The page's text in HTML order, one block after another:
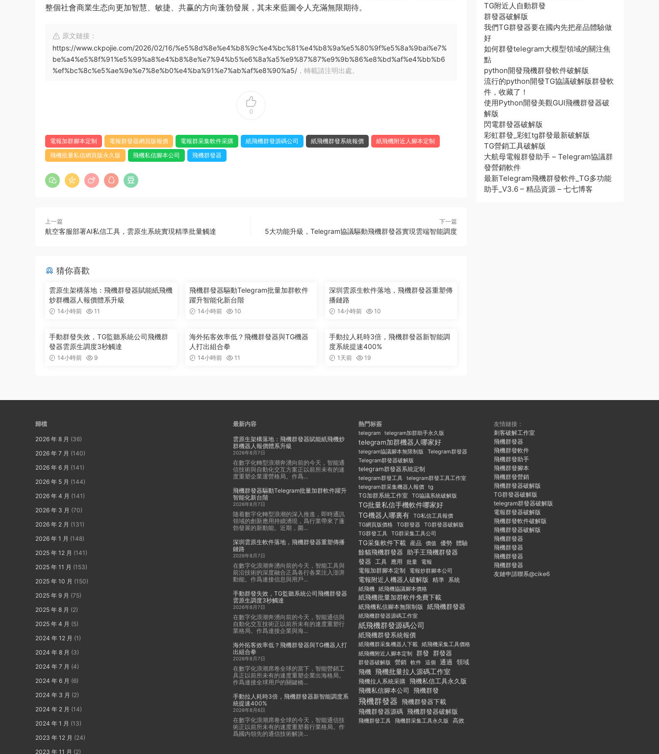
整個社會商業生态向更加智慧、敏捷、共赢的方向蓬勃發展，其未來藍圖令人充滿無限期待。
原文鏈接：
https://www.ckpojie.com/2026/02/16/%e5%8d%8e%e4%b8%9c%e4%bc%81%e4%b8%9a%e5%80%9f%e5%8a%9bai%e7%
be%a4%e5%8f%91%e5%99%a8%e4%b8%8e%e7%94%b5%e6%8a%a5%e9%87%87%e9%9b%86%e8%bd%af%e4%bb%b6
%ef%bc%8c%e5%ae%9e%e7%8e%b0%e4%ba%91%e7%ab%af%e8%90%a5/ ，轉載請注明出處。
0
電報加群腳本定制 電報群發器網頁版報價 電報群采集軟件采購 紙飛機群發源碼公司 紙飛機群發系統報價
紙飛機附近人腳本定制
飛機批量私信網頁版永久版
飛機私信腳本公司 飛機群發器
上一篇
航空客服部署AI私信工具，雲原生系統實現精準批量觸達
下一篇
5大功能升級，Telegram協議驅動飛機群發器實現雲端智能調度
猜你喜歡
雲原生架構落地：飛機群發器賦能紙飛機
炒群機器人報價體系升級
14小時前 11
飛機群發器驅動Telegram批量加群軟件
躍升智能化新台階
14小時前 10
深圳雲原生軟件落地，飛機群發器重塑傳
播鏈路
14小時前 10
手動群發失效，TG監聽系統公司飛機群
發器雲原生調度3秒觸達
14小時前 9
海外拓客效率低？飛機群發器與TG機器
人打出組合拳
14小時前 11
手動拉人耗時3倍，飛機群發器新智能調
度系統提速400%
1天前 19
TG附近人自動群發
群發器破解版
我們TG群發器要在國内先把産品體驗做
好
如何群發telegram大模型領域的關注焦
點
python開發飛機群發軟件破解版
流行的python開發TG協議破解版群發軟
件，收藏了！
使用Python開發美觀GUI飛機群發器破
解版
閃電群發器破解版
彩虹群發_彩虹tg群發最新破解版
TG營銷工具破解版
大航母電報群發助手 – Telegram協議群
發營銷軟件
最新Telegram飛機群發軟件_TG多功能
助手_V3.6 – 精品資源 – 七七博客
歸檔
2026 年 8 月 (36)
2026 年 7 月 (140)
2026 年 6 月 (141)
2026 年 5 月 (144)
2026 年 4 月 (141)
2026 年 3 月 (70)
2026 年 2 月 (131)
2026 年 1 月 (148)
2025 年 12 月 (141)
2025 年 11 月 (153)
2025 年 10 月 (150)
2025 年 9 月 (75)
2025 年 8 月 (2)
2025 年 4 月 (5)
2024 年 12 月 (1)
2024 年 8 月 (3)
2024 年 7 月 (4)
2024 年 6 月 (6)
2024 年 3 月 (2)
2024 年 2 月 (14)
2024 年 1 月 (13)
2023 年 12 月 (24)
2023 年 11 月 (2)
最新内容
雲原生架構落地：飛機群發器賦能紙飛機炒
群機器人報價體系升級
2026年8月7日
在數字化轉型浪潮奔湧向前的今天，智能通
信技術與自動化交互方案正以前所未有的速
度重塑企業運營格局。作爲...
飛機群發器驅動Telegram批量加群軟件躍升
智能化新台階
2026年8月7日
随着數字化轉型浪潮的深入推進，即時通訊
領域的創新應用持續湧現，爲行業帶來了蓬
勃發展的新動能。近期，圍...
深圳雲原生軟件落地，飛機群發器重塑傳播
鏈路
2026年8月7日
在數字化浪潮奔湧向前的今天，智能工具與
前沿技術的深度融合正爲各行各業注入澎湃
動能。作爲連接信息與用戶...
手動群發失效，TG監聽系統公司飛機群發器
雲原生調度3秒觸達
2026年8月7日
在數字化浪潮奔湧向前的今天，智能通信與
自動化交互技術正以前所未有的速度重塑行
業格局。作爲連接企業與海...
海外拓客效率低？飛機群發器與TG機器人打
出組合拳
2026年8月7日
在數字化浪潮席卷全球的當下，智能營銷工
具正以前所未有的速度重塑企業出海格局。
作爲連接全球用戶的關鍵橋...
手動拉人耗時3倍，飛機群發器新智能調度系
統提速400%
2026年8月6日
在數字化浪潮席卷全球的今天，智能通信技
術正以前所未有的速度重塑着行業格局。作
爲國内領先的通信技術解決...
熱門标簽
telegram telegram加群助手永久版
telegram加群機器人哪家好
telegram協議腳本無限制版
Telegram群發器
Telegram群發器破解版
telegram群發器系統定制
telegram群發工具 telegram群發工具工作室
telegram群采集機器人報價 tg
TG加群系統工作室 TG協議系統破解版
TG批量私信手機軟件哪家好
TG機器人哪裏有
TG私信工具報價
TG網頁版價格
TG群發器
TG群發器破解版
TG群發工具 TG群采集工具公司
TG采集軟件下載 産品 價值 優勢 體驗
餘貓飛機群發器 助手王飛機群發器
發器 工具 應用 批量 電報
電報加群腳本定制 電報炒群腳本公司
電報附近人機器人破解版 精準
系統
紙飛機
紙飛機協議腳本價格
紙飛機批量加群軟件免費下載
紙飛機私信腳本無限制版 紙飛機群發器
紙飛機群發器源碼工作室
紙飛機群發源碼公司
紙飛機群發系統報價
紙飛機群采集機器人下載 紙飛機采集工具價格
紙飛機附近人腳本定制
群發 群發器
群發器破解版 營銷 軟件 這個 通過 領域
飛機 飛機批量拉人源碼工作室
飛機拉人系統采購 飛機私信工具永久版
飛機私信腳本公司
飛機群發
飛機群發器 飛機群發器下載
飛機群發器源碼 飛機群發器破解版
飛機群發工具 飛機群采集工具永久版 高效
友情鏈接：
刺客破解工作室
飛機群發器
飛機群發軟件
飛機群發助手
飛機群發腳本
飛機群發營銷
飛機群發器破解版
TG群發器破解版
telegram群發器破解版
電報群發器破解版
飛機群發軟件破解版
飛機群發器破解版
飛機群發器
飛機群發器
飛機群發器
飛機群發器
友鏈申請聯系@cike6